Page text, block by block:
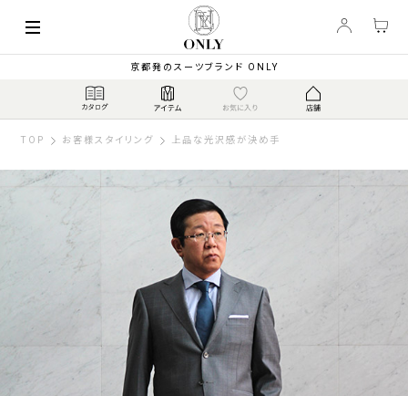
京都発のスーツブランド ONLY
TOP お客様スタイリング 上品な光沢感が決め手